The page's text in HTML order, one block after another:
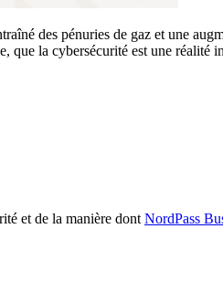
des pénuries de gaz et une
que la cybersécurité est une réalité
et de la manière dont NordPass